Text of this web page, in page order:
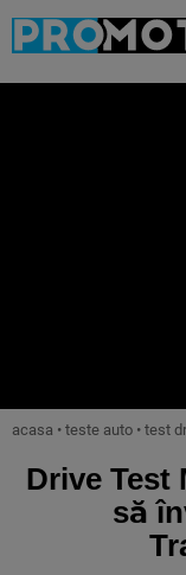
acasa • teste auto • test
Drive Test
să